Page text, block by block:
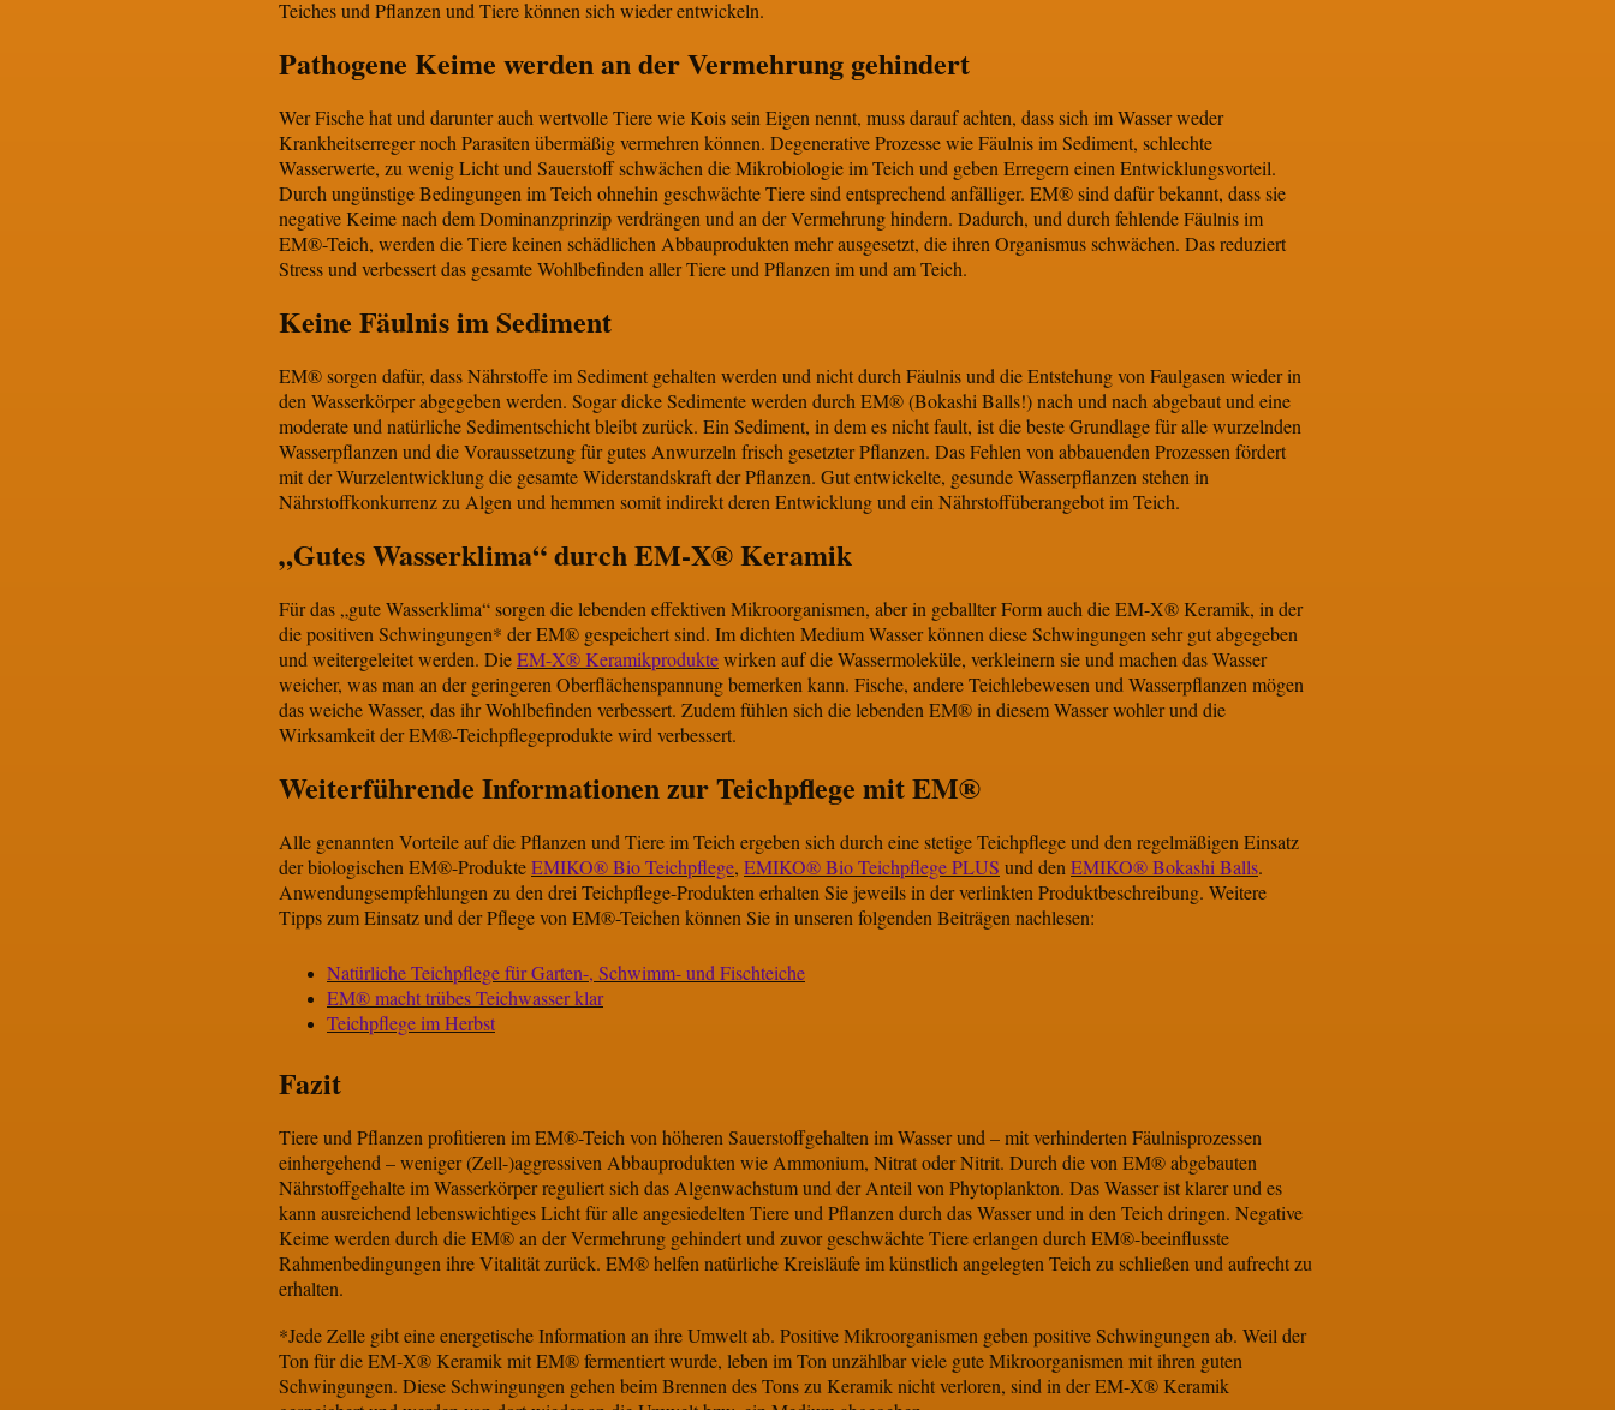
Teiches und Pflanzen und Tiere können sich wieder entwickeln.
Pathogene Keime werden an der Vermehrung gehindert
Wer Fische hat und darunter auch wertvolle Tiere wie Kois sein Eigen nennt, muss darauf achten, dass sich im Wasser weder
Krankheitserreger noch Parasiten übermäßig vermehren können. Degenerative Prozesse wie Fäulnis im Sediment, schlechte
Wasserwerte, zu wenig Licht und Sauerstoff schwächen die Mikrobiologie im Teich und geben Erregern einen Entwicklungsvorteil.
Durch ungünstige Bedingungen im Teich ohnehin geschwächte Tiere sind entsprechend anfälliger. EM® sind dafür bekannt, dass sie
negative Keime nach dem Dominanzprinzip verdrängen und an der Vermehrung hindern. Dadurch, und durch fehlende Fäulnis im
EM®-Teich, werden die Tiere keinen schädlichen Abbauprodukten mehr ausgesetzt, die ihren Organismus schwächen. Das reduziert
Stress und verbessert das gesamte Wohlbefinden aller Tiere und Pflanzen im und am Teich.
Keine Fäulnis im Sediment
EM® sorgen dafür, dass Nährstoffe im Sediment gehalten werden und nicht durch Fäulnis und die Entstehung von Faulgasen wieder in
den Wasserkörper abgegeben werden. Sogar dicke Sedimente werden durch EM® (Bokashi Balls!) nach und nach abgebaut und eine
moderate und natürliche Sedimentschicht bleibt zurück. Ein Sediment, in dem es nicht fault, ist die beste Grundlage für alle wurzelnden
Wasserpflanzen und die Voraussetzung für gutes Anwurzeln frisch gesetzter Pflanzen. Das Fehlen von abbauenden Prozessen fördert
mit der Wurzelentwicklung die gesamte Widerstandskraft der Pflanzen. Gut entwickelte, gesunde Wasserpflanzen stehen in
Nährstoffkonkurrenz zu Algen und hemmen somit indirekt deren Entwicklung und ein Nährstoffüberangebot im Teich.
„Gutes Wasserklima“ durch EM-X® Keramik
Für das „gute Wasserklima“ sorgen die lebenden effektiven Mikroorganismen, aber in geballter Form auch die EM-X® Keramik, in der
die positiven Schwingungen* der EM® gespeichert sind. Im dichten Medium Wasser können diese Schwingungen sehr gut abgegeben
und weitergeleitet werden. DieEM-X® Keramikproduktewirken auf die Wassermoleküle, verkleinern sie und machen das Wasser
weicher, was man an der geringeren Oberflächenspannung bemerken kann. Fische, andere Teichlebewesen und Wasserpflanzen mögen
das weiche Wasser, das ihr Wohlbefinden verbessert. Zudem fühlen sich die lebenden EM® in diesem Wasser wohler und die
Wirksamkeit der EM®-Teichpflegeprodukte wird verbessert.
Weiterführende Informationen zur Teichpflege mit EM®
Alle genannten Vorteile auf die Pflanzen und Tiere im Teich ergeben sich durch eine stetige Teichpflege und den regelmäßigen Einsatz
der biologischen EM®-ProdukteEMIKO® Bio Teichpflege, EMIKO® Bio Teichpflege PLUS und den EMIKO® Bokashi Balls.
Anwendungsempfehlungen zu den drei Teichpflege-Produkten erhalten Sie jeweils in der verlinkten Produktbeschreibung. Weitere
Tipps zum Einsatz und der Pflege von EM®-Teichen können Sie in unseren folgenden Beiträgen nachlesen:
Natürliche Teichpflege für Garten-, Schwimm- und Fischteiche
EM® macht trübes Teichwasser klar
Teichpflege im Herbst
Fazit
Tiere und Pflanzen profitieren im EM®-Teich von höheren Sauerstoffgehalten im Wasser und – mit verhinderten Fäulnisprozessen
einhergehend – weniger (Zell-)aggressiven Abbauprodukten wie Ammonium, Nitrat oder Nitrit. Durch die von EM® abgebauten
Nährstoffgehalte im Wasserkörper reguliert sich das Algenwachstum und der Anteil von Phytoplankton. Das Wasser ist klarer und es
kann ausreichend lebenswichtiges Licht für alle angesiedelten Tiere und Pflanzen durch das Wasser und in den Teich dringen. Negative
Keime werden durch die EM® an der Vermehrung gehindert und zuvor geschwächte Tiere erlangen durch EM®-beeinflusste
Rahmenbedingungen ihre Vitalität zurück. EM® helfen natürliche Kreisläufe im künstlich angelegten Teich zu schließen und aufrecht zu
erhalten.
*Jede Zelle gibt eine energetische Information an ihre Umwelt ab. Positive Mikroorganismen geben positive Schwingungen ab. Weil der
Ton für die EM-X® Keramik mit EM® fermentiert wurde, leben im Ton unzählbar viele gute Mikroorganismen mit ihren guten
Schwingungen. Diese Schwingungen gehen beim Brennen des Tons zu Keramik nicht verloren, sind in der EM-X® Keramik